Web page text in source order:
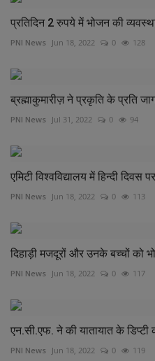
प्रतिदिन 2 रुपये में भोजन की
PNI News Jun 18, 2022 0 128
ब्रह्माकुमारीज़ ने प्रकृति के प्रति
PNI News Jul 31, 2022 0 94
एमिटी विश्वविद्यालय में हिन्दी दिवस पर
PNI News Jun 18, 2022 0 113
दिहाड़ी मजदूरों और उनके बच्चों को
PNI News Jun 18, 2022 0 117
एन.सी.एफ. ने की यातायात के
PNI News Jun 18, 2022 0 119